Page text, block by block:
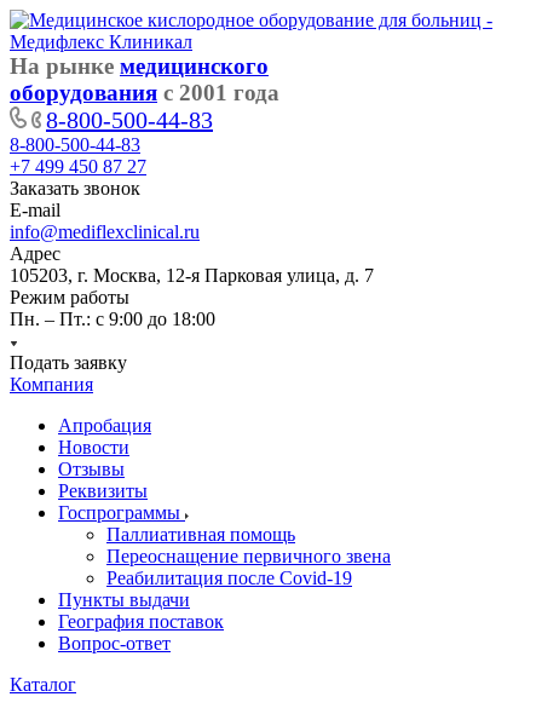
На рынке медицинского
оборудования с 2001 года
8-800-500-44-83
8-800-500-44-83
+7 499 450 87 27
Заказать звонок
E-mail
info@mediflexclinical.ru
Адрес
105203, г. Москва, 12-я Парковая улица, д. 7
Режим работы
Пн. – Пт.: с 9:00 до 18:00
Подать заявку
Компания
Апробация
Новости
Отзывы
Реквизиты
Госпрограммы
Паллиативная помощь
Переоснащение первичного звена
Реабилитация после Covid-19
Пункты выдачи
География поставок
Вопрос-ответ
Каталог